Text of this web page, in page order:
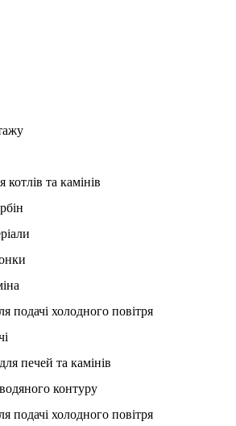
та камінів
подачі холодного повітря
печей та камінів
контуру
подачі холодного повітря